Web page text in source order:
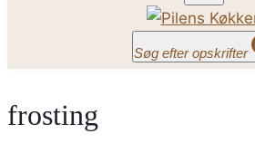
Søg efter opskrifter
frosting